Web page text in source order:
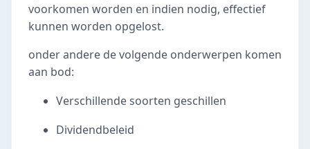
voorkomen worden en indien nodig, effectief
kunnen worden opgelost.
onder andere de volgende onderwerpen komen
aan bod:
Verschillende soorten geschillen
Dividendbeleid